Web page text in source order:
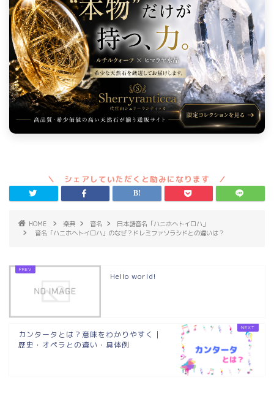
HOME 楽典 音名
日本語音名「ハニホヘトイロハ」
音名「ハニホヘトイロハ」のなぜ？ドレミファソラシドとの違いは？
Hello world!
カンタータとは？意味をわかりやすく｜
歴史・オペラとの違い・具体例